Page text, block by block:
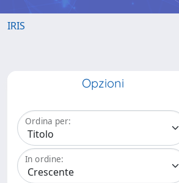
IRIS
Opzioni
Ordina per:
In ordine: